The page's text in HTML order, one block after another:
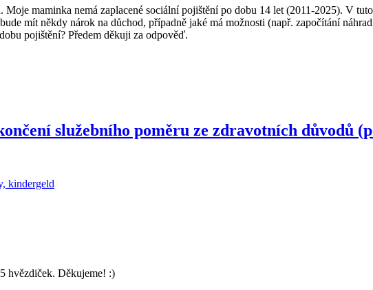
maminka nemá zaplacené sociální pojištění po dobu 14 let (2011-2025). V
mít někdy nárok na důchod, případně jaké má možnosti (např. započítání
pojištění? Předem děkuji za odpověď.
služebního poměru ze zdravotních důvodů
kindergeld
hvězdiček. Děkujeme! :)